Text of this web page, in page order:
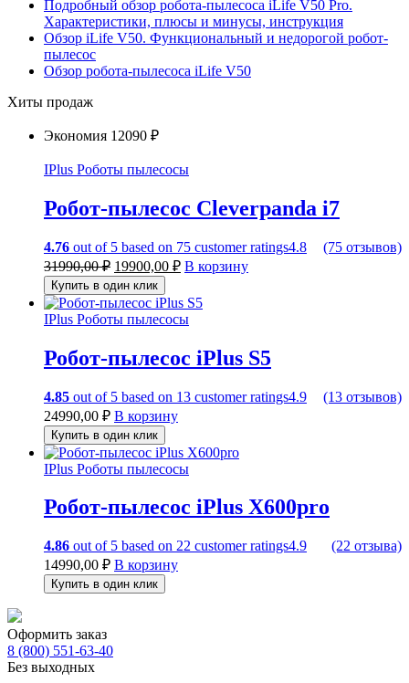
Подробный обзор робота-пылесоса iLife V50 Pro.
Характеристики, плюсы и минусы, инструкция
Обзор iLife V50. Функциональный и недорогой робот-
пылесос
Обзор робота-пылесоса iLife V50
Хиты продаж
Экономия 12090 ₽
IPlus Роботы пылесосы
Робот-пылесос Cleverpanda i7
4.76 out of 5 based on 75 customer ratings4.8
(75 отзывов)
31990,00₽ 19900,00 ₽ В корзину
Купить в один клик
IPlus Роботы пылесосы
Робот-пылесос iPlus S5
4.85 out of 5 based on 13 customer ratings4.9
(13 отзывов)
24990,00 ₽ В корзину
Купить в один клик
IPlus Роботы пылесосы
Робот-пылесос iPlus X600pro
4.86 out of 5 based on 22 customer ratings4.9
(22 отзыва)
14990,00 ₽ В корзину
Купить в один клик
Оформить заказ
8 (800) 551-63-40
Без выходных